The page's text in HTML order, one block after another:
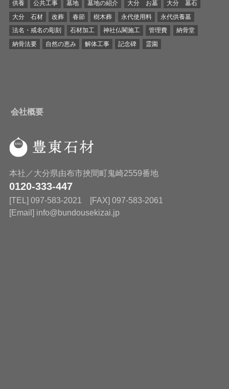
供養
公共工事 墓地 墓地の紹介 大分 お墓
大分 墓石
大分 石材
改葬 春節 樹木葬 永代使用料
永代供養墓
法名・戒名の彫刻
石材加工 神社仏閣施工 管理費
納骨堂
納骨法要
自然の恵み 解体工事 記念碑 霊園
会社概要
本社／大分県由布市挾間町鬼崎2559番地
0120-333-447
[TEL] 097-583-2021 [FAX] 097-583-2061
[Email] info@bundousekizai.jp